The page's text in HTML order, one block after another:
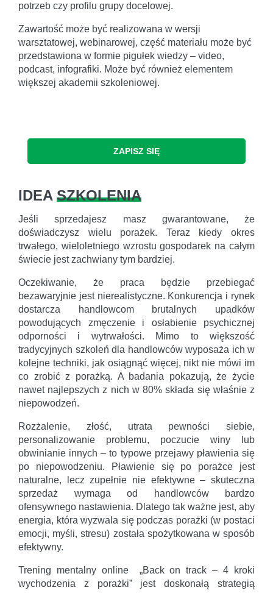
potrzeb czy profilu grupy docelowej.
Zawartość może być realizowana w wersji
warsztatowej, webinarowej, część materiału może być
przedstawiona w formie pigułek wiedzy – video,
podcast, infografiki. Może być również elementem
większej akademii szkoleniowej.
ZAPISZ SIĘ
IDEA SZKOLENIA
Jeśli sprzedajesz masz gwarantowane, że
doświadczysz wielu porażek. Teraz kiedy okres
trwałego, wieloletniego wzrostu gospodarek na całym
świecie jest zachwiany tym bardziej.
Oczekiwanie, że praca będzie przebiegać
bezawaryjnie jest nierealistyczne. Konkurencja i rynek
dostarcza handlowcom brutalnych upadków
powodujących zmęczenie i osłabienie psychicznej
odporności i wytrwałości. Mimo to większość
tradycyjnych szkoleń dla handlowców wyposaża ich w
kolejne techniki, jak osiągnąć więcej, nikt nie mówi im
co zrobić z porażką. A badania pokazują, że życie
nawet najlepszych z nich w 80% składa się właśnie z
niepowodzeń.
Rozżalenie, złość, utrata pewności siebie,
personalizowanie problemu, poczucie winy lub
obwinianie innych – to typowe przejawy pławienia się
po niepowodzeniu. Pławienie się po porażce jest
naturalne, lecz zupełnie nie efektywne – skuteczna
sprzedaż wymaga od handlowców bardzo
ofensywnego nastawienia. Dlatego tak ważne jest, aby
energia, która wyzwala się podczas porażki (w postaci
emocji, myśli, stresu) została spożytkowana w sposób
efektywny.
Trening mentalny online „Back on track – 4 kroki
wychodzenia z porażki” jest doskonałą strategią